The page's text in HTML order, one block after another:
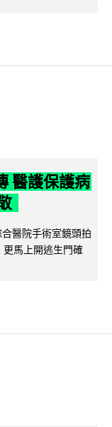
醫護保護病
醫院手術室鏡頭拍
馬上開逃生門確